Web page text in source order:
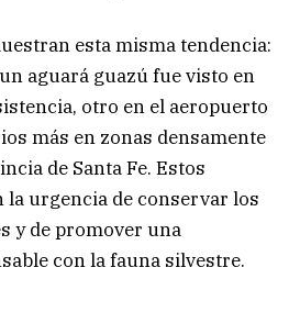
esta misma tendencia:
aguará guazú fue visto en
otro en el aeropuerto
más en zonas densamente
de Santa Fe. Estos
urgencia de conservar los
y de promover una
con la fauna silvestre.